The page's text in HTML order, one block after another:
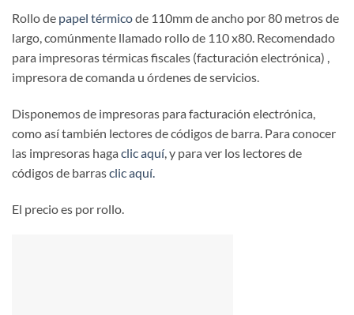
Rollo de papel térmicode 110mm de ancho por 80 metros de
largo, comúnmente llamado rollo de 110 x80. Recomendado
para impresoras térmicas fiscales (facturación electrónica) ,
impresora de comanda u órdenes de servicios.
Disponemos de impresoras para facturación electrónica,
como así también lectores de códigos de barra. Para conocer
las impresoras haga clic aquí , y para ver los lectores de
códigos de barrasclic aquí.
El precio es por rollo.